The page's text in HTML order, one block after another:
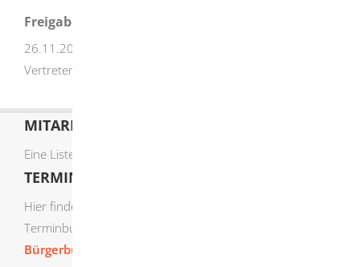
Freigabevermerk
26.11.2025 Oberfinanzdirektion Baden-Württemberg als
Vertreterin des Finanzministeriums Baden-Württemberg
MITARBEITERLISTE
Eine Liste der Mitarbeiter von A-Z finden Sie
TERMIN ONLINE BUCHEN
Hier finden Sie die verfügbaren Sachgebiete zur Online-
Terminbuchung:
Bürgerbüro Termine online buchen